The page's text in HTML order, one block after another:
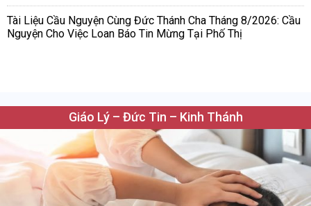
Tài Liệu Cầu Nguyện Cùng Đức Thánh Cha Tháng 8/2026: Cầu
Nguyện Cho Việc Loan Báo Tin Mừng Tại Phố Thị
Giáo Lý – Đức Tin – Kinh Thánh